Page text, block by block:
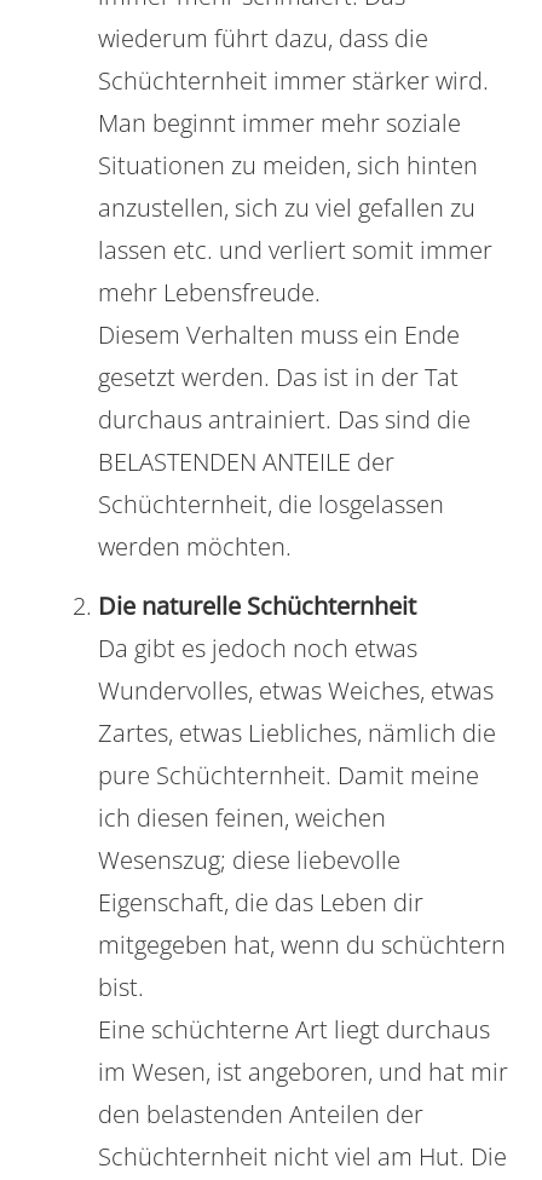
wiederum führt dazu, dass die
Schüchternheit immer stärker wird.
Man beginnt immer mehr soziale
Situationen zu meiden, sich hinten
anzustellen, sich zu viel gefallen zu
lassen etc. und verliert somit immer
mehr Lebensfreude.
Diesem Verhalten muss ein Ende
gesetzt werden. Das ist in der Tat
durchaus antrainiert. Das sind die
BELASTENDEN ANTEILE der
Schüchternheit, die losgelassen
werden möchten.
Die naturelle Schüchternheit
Da gibt es jedoch noch etwas
Wundervolles, etwas Weiches, etwas
Zartes, etwas Liebliches, nämlich die
pure Schüchternheit. Damit meine
ich diesen feinen, weichen
Wesenszug; diese liebevolle
Eigenschaft, die das Leben dir
mitgegeben hat, wenn du schüchtern
bist.
Eine schüchterne Art liegt durchaus
im Wesen, ist angeboren, und hat mir
den belastenden Anteilen der
Schüchternheit nicht viel am Hut. Die